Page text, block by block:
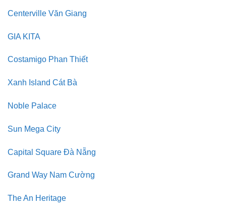
Centerville Văn Giang
GIA KITA
Costamigo Phan Thiết
Xanh Island Cát Bà
Noble Palace
Sun Mega City
Capital Square Đà Nẵng
Grand Way Nam Cường
The An Heritage